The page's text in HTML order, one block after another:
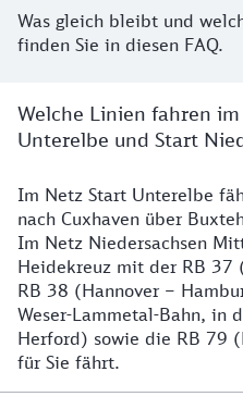
Was gleich bleibt und
finden Sie in diesen FAQ.
Welche Linien fahren
Unterelbe und Start
Details
Im Netz Start Unterelbe
nach Cuxhaven über
Im Netz Niedersachsen
Heidekreuz mit der RB 37
RB 38 (Hannover –
Weser-Lammetal-Bahn, in
Herford) sowie die RB 79
für Sie fährt.